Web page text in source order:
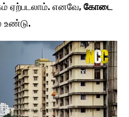
ஏற்படலாம். எனவே, கோடை
உண்டு.